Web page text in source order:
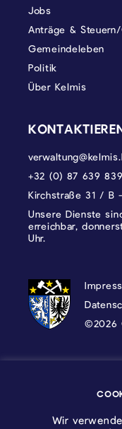
Jobs
Anträge & Steuern/
Gemeindeleben
Politik
Über Kelmis
+32 (0) 87 639 839
Kirchstraße 31 / B
Unsere Dienste
erreichbar,
Uhr.
©2026
Wir